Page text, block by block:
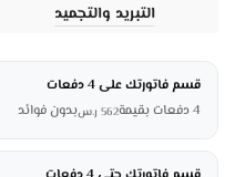
التبريد والتجميد
قسم فاتورتك على 4 دفعات
4 دفعات بقيمة
562 ر.سبدون فوائد